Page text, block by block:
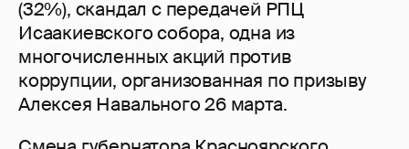
(32%), скандал с передачей РПЦ
Исаакиевского собора, одна из
многочисленных акций против
коррупции, организованная по призыву
Алексея Навального 26 марта.